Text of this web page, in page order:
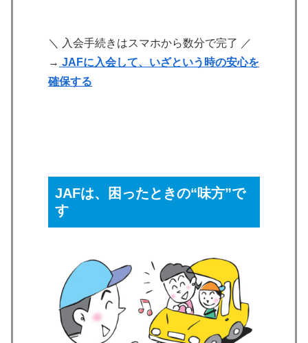
＼ 入会手続きはスマホから数分で完了 ／
→ JAFに入会して、いざという時の安心を
確保する
JAFは、困ったときの“味方”で
す